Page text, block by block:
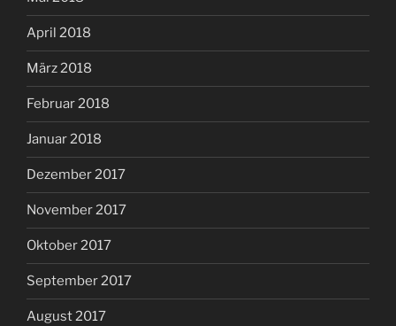
April 2018
März 2018
Februar 2018
Januar 2018
Dezember 2017
November 2017
Oktober 2017
September 2017
August 2017